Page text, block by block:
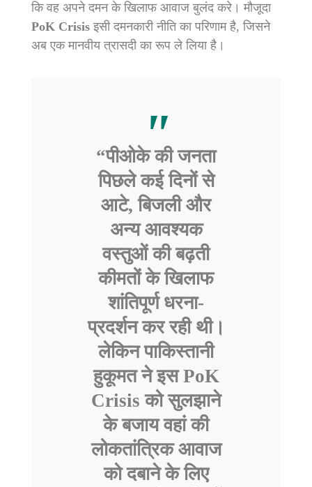
कि वह अपने दमन के खिलाफ आवाज बुलंद करे। मौजूदा
PoK Crisis इसी दमनकारी नीति का परिणाम है, जिसने
अब एक मानवीय त्रासदी का रूप ले लिया है।
“पीओके की जनता
पिछले कई दिनों से
आटे, बिजली और
अन्य आवश्यक
वस्तुओं की बढ़ती
कीमतों के खिलाफ
शांतिपूर्ण धरना-
प्रदर्शन कर रही थी।
लेकिन पाकिस्तानी
हुकूमत ने इसPoK
Crisis को सुलझाने
के बजाय वहां की
लोकतांत्रिक आवाज
को दबाने के लिए